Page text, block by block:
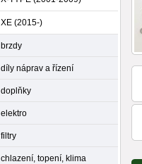
XE (2015-)
brzdy
díly náprav a řízení
doplňky
elektro
filtry
chlazení, topení, klima